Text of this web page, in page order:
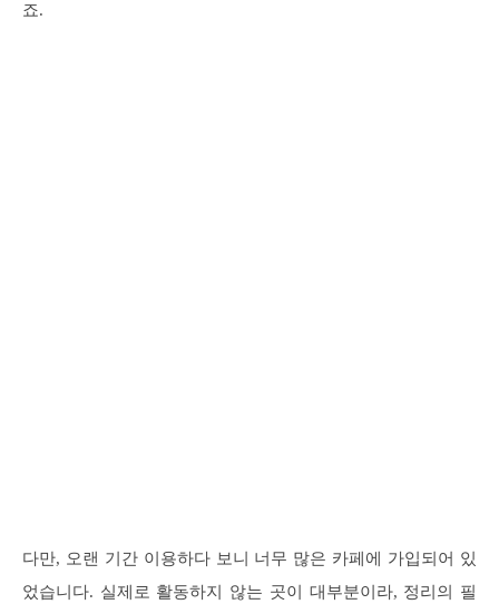
죠.
다만, 오랜 기간 이용하다 보니 너무 많은 카페에 가입되어 있
었습니다. 실제로 활동하지 않는 곳이 대부분이라, 정리의 필